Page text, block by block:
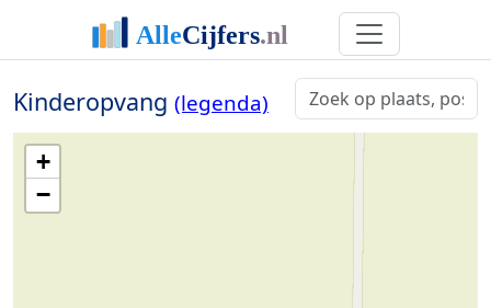
Kinderopvang (legenda)
+
−